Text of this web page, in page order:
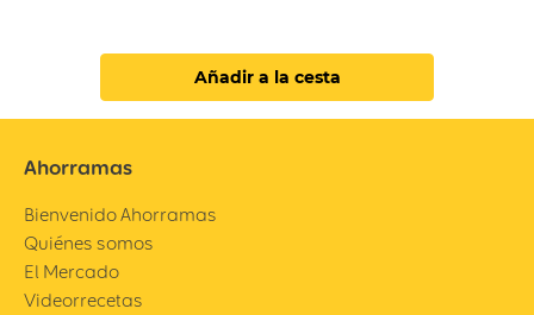
Añadir a la cesta
Ahorramas
Bienvenido Ahorramas
Quiénes somos
El Mercado
Videorrecetas